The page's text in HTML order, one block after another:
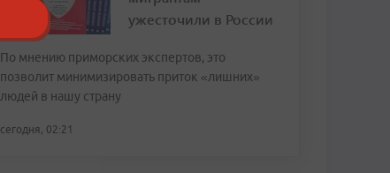
ужесточили в России
По мнению приморских экспертов, это
позволит минимизировать приток «лишних»
людей в нашу страну
сегодня, 02:21